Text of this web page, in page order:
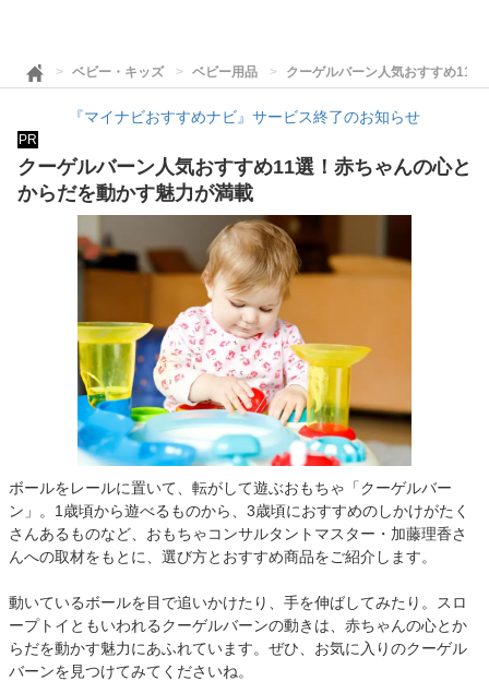
ベビー・キッズ ベビー用品 クーゲルバーン人気おすすめ11
『マイナビおすすめナビ』サービス終了のお知らせ
PR
クーゲルバーン人気おすすめ11選！赤ちゃんの心と
からだを動かす魅力が満載
ボールをレールに置いて、転がして遊ぶおもちゃ「クーゲルバー
ン」。1歳頃から遊べるものから、3歳頃におすすめのしかけがたく
さんあるものなど、おもちゃコンサルタントマスター・加藤理香さ
んへの取材をもとに、選び方とおすすめ商品をご紹介します。
動いているボールを目で追いかけたり、手を伸ばしてみたり。スロ
ープトイともいわれるクーゲルバーンの動きは、赤ちゃんの心とか
らだを動かす魅力にあふれています。ぜひ、お気に入りのクーゲル
バーンを見つけてみてくださいね。